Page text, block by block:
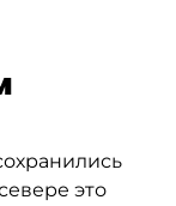
это